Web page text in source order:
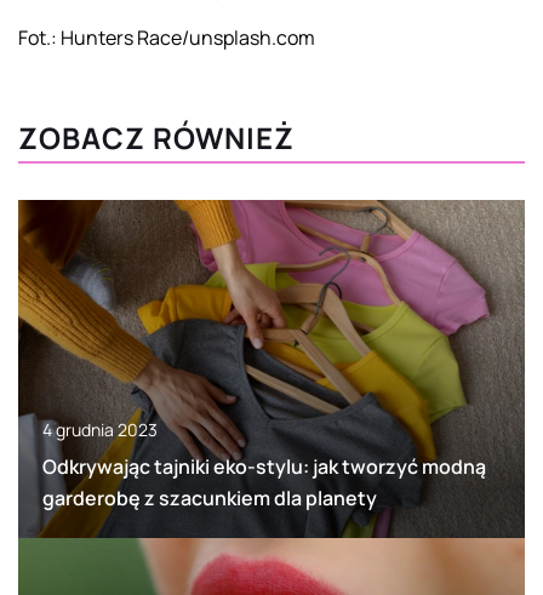
Fot.: Hunters Race/unsplash.com
ZOBACZ RÓWNIEŻ
4 grudnia 2023
Odkrywając tajniki eko-stylu: jak tworzyć modną
garderobę z szacunkiem dla planety